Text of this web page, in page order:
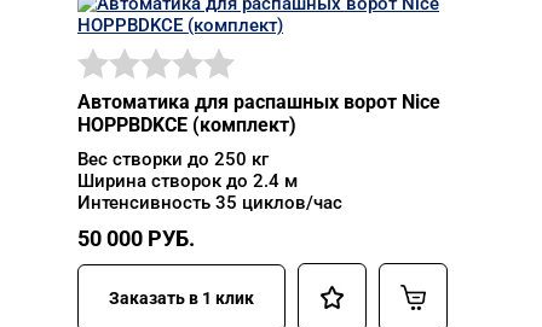
Автоматика для распашных ворот Nice
HOPPBDKCE (комплект)
Вес створки до 250 кг
Ширина створок до 2.4 м
Интенсивность 35 циклов/час
50 000 РУБ.
Заказать в 1 клик